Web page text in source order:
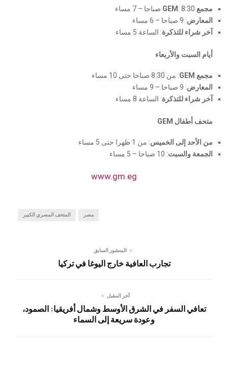
مجمع GEM : 8:30 صباحا – 7 مساء
المعارض: 9 صباحا – 6 مساء
آخر شراء للتذكرة: الساعة 5 مساء
أيام السبت والأربعاء
مجمع GEM
: من 8:30 صباحا حتى 10 مساء
المعارض: 9 صباحا – 9 مساء
آخر شراء للتذكرة: الساعة 8 مساء
متحف أطفال GEM
من الأحد إلى الخميس: من 1 ظهرا حتى 5 مساء
الجمعة والسبت: 10 صباحا – 5 مساء
www.gm.eg
المتحف المصري الكبير مصر
المنشور السابق
تجارب العافية خارج اليوغا في تركيا
آخر المقبل
تعافي السفر في الشرق الأوسط وشمال أفريقيا: الصمود،
وعودة سريعة إلى السماء